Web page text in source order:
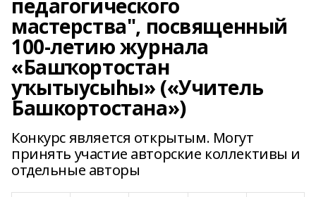
педагогического
мастерства", посвященный
100-летию журнала
«Башҡортостан
уҡытыусыһы» («Учитель
Башкортостана»)
Конкурс является открытым. Могут
принять участие авторские коллективы и
отдельные авторы